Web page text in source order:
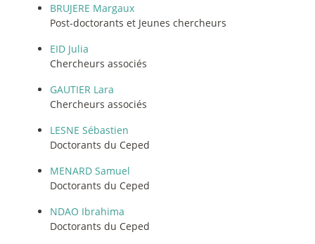
BRUJERE Margaux
Post-doctorants et Jeunes chercheurs
EID Julia
Chercheurs associés
GAUTIER Lara
Chercheurs associés
LESNE Sébastien
Doctorants du Ceped
MENARD Samuel
Doctorants du Ceped
NDAO Ibrahima
Doctorants du Ceped